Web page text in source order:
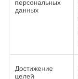
персональных
данных
Достижение
целей